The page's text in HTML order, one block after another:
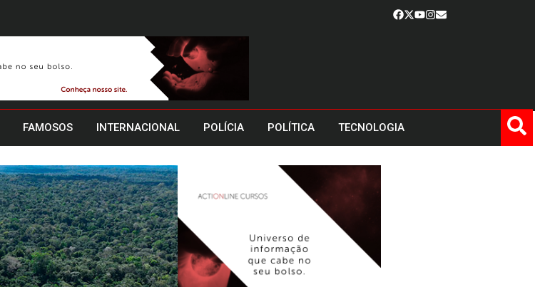
FAMOSOS INTERNACIONAL POLÍCIA POLÍTICA TECNOLOGIA